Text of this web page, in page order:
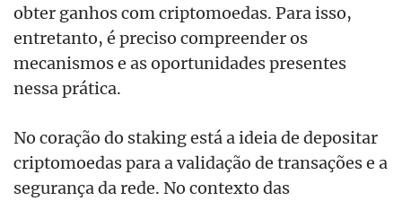
obter ganhos com criptomoedas. Para isso,
entretanto, é preciso compreender os
mecanismos e as oportunidades presentes
nessa prática.
No coração do staking está a ideia de depositar
criptomoedas para a validação de transações e a
segurança da rede. No contexto das